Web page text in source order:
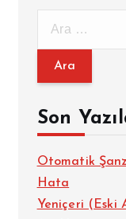
m
:Son
Otomatik
Hata
Yeniçeri (Eski